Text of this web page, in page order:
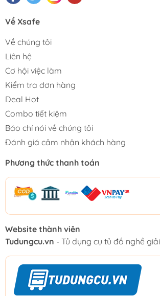
Về Xsafe
Về chúng tôi
Liên hệ
Cơ hội việc làm
Kiểm tra đơn hàng
Deal Hot
Combo tiết kiệm
Báo chí nói về chúng tôi
Đánh giá cảm nhận khách hàng
Phương thức thanh toán
Website thành viên
Tudungcu.vn - Tủ dụng cụ tủ đồ nghề